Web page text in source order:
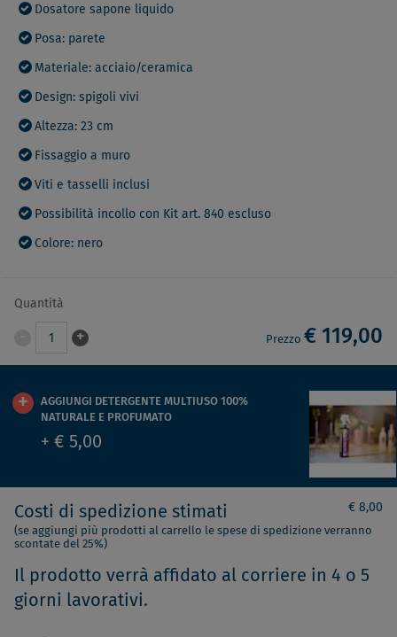
Dosatore sapone liquido
Posa: parete
Materiale: acciaio/ceramica
Design: spigoli vivi
Altezza: 23 cm
Fissaggio a muro
Viti e tasselli inclusi
Possibilità incollo con Kit art. 840 escluso
Colore: nero
Quantità
1 + Prezzo € 119,00
AGGIUNGI DETERGENTE MULTIUSO 100%
NATURALE E PROFUMATO
+ € 5,00
Costi di spedizione stimati € 8,00
(se aggiungi più prodotti al carrello le spese di spedizione verranno
scontate del 25%)
Il prodotto verrà affidato al corriere in 4 o 5
giorni lavorativi.